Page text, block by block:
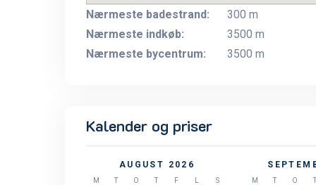
Nærmeste badestrand:
300 m
Nærmeste indkøb:
3500 m
Nærmeste bycentrum:
3500 m
Kalender og priser
AUGUST 2026
M T O T F
S
M T O T